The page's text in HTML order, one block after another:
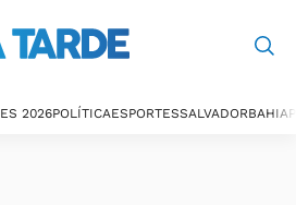
2026POLÍTICAESPORTESSALVADORBAHIA